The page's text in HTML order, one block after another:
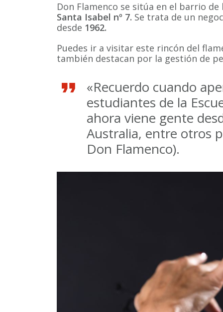
Don Flamenco se sitúa en el barrio
Santa Isabel nº 7. Se trata de un
desde 1962.
Puedes ir a visitar este rincón del
también destacan por la gestión de
«Recuerdo cuando
estudiantes de la
ahora viene gente
Australia, entre otros
Don Flamenco).